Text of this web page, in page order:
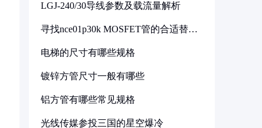
LGJ-240/30导线参数及载流量解析
寻找nce01p30k MOSFET管的合适替代
电梯的尺寸有哪些规格
镀锌方管尺寸一般有哪些
铝方管有哪些常见规格
光线传媒参投三国的星空爆冷